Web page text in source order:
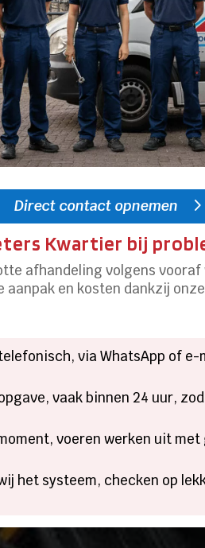
Direct contact opnemen
Kwartier bij
afhandeling volgens
en kosten dankzij
via WhatsApp of
vaak binnen 24 uur,
voeren werken uit
het systeem, checken op